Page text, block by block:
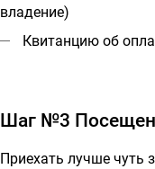
владение)
Квитанцию об
Шаг №3
Приехать лучше чуть